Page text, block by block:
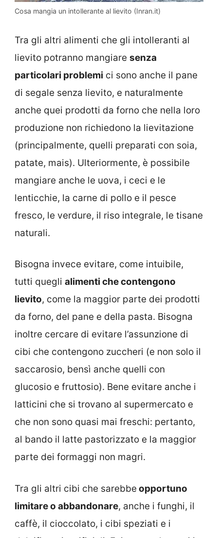
Cosa mangia un intollerante al lievito (Inran.it)
Tra gli altri alimenti che gli intolleranti al
lievito potranno mangiare senza
particolari problemi ci sono anche il pane
di segale senza lievito, e naturalmente
anche quei prodotti da forno che nella loro
produzione non richiedono la lievitazione
(principalmente, quelli preparati con soia,
patate, mais). Ulteriormente, è possibile
mangiare anche le uova, i ceci e le
lenticchie, la carne di pollo e il pesce
fresco, le verdure, il riso integrale, le tisane
naturali.
Bisogna invece evitare, come intuibile,
tutti quegli alimenti che contengono
lievito, come la maggior parte dei prodotti
da forno, del pane e della pasta. Bisogna
inoltre cercare di evitare l’assunzione di
cibi che contengono zuccheri (e non solo il
saccarosio, bensì anche quelli con
glucosio e fruttosio). Bene evitare anche i
latticini che si trovano al supermercato e
che non sono quasi mai freschi: pertanto,
al bando il latte pastorizzato e la maggior
parte dei formaggi non magri.
Tra gli altri cibi che sarebbe opportuno
limitare o abbandonare, anche i funghi, il
caffè, il cioccolato, i cibi speziati e i